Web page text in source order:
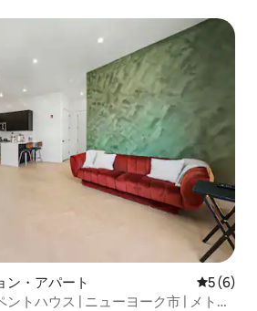
ン・アパート レビュー
5 (6)
ントハウス | ニューヨーク市 | メトロ